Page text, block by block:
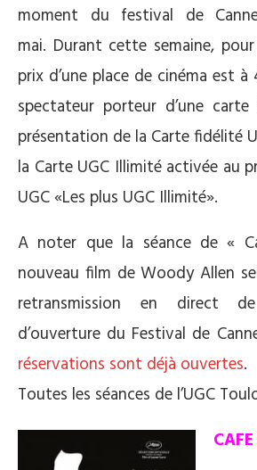
moment du festival de
mai. Durant cette semaine,
prix d’une place de cinéma est
spectateur porteur d’une
présentation de la Carte fidélité
la Carte UGC Illimité activée au
UGC «Les plus UGC Illimité».
A noter que la séance de «
nouveau film de Woody Allen
retransmission en direct
d’ouverture du Festival de
réservations sont déjà ouvertes.
Toutes les séances de l’UGC